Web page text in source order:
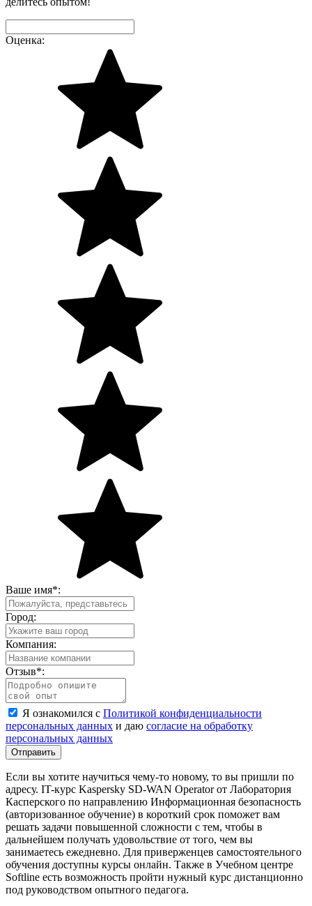
Оценка:
Ваше имя*:
Город:
Компания:
Отзыв*:
Я ознакомился с Политикой конфиденциальности
персональных данных и даю согласие на обработку
персональных данных
Отправить
Если вы хотите научиться чему-то новому, то вы пришли по
адресу. IT-курс Kaspersky SD-WAN Operator от Лаборатория
Касперского по направлению Информационная безопасность
(авторизованное обучение) в короткий срок поможет вам
решать задачи повышенной сложности с тем, чтобы в
дальнейшем получать удовольствие от того, чем вы
занимаетесь ежедневно. Для приверженцев самостоятельного
обучения доступны курсы онлайн. Также в Учебном центре
Softline есть возможность пройти нужный курс дистанционно
под руководством опытного педагога.